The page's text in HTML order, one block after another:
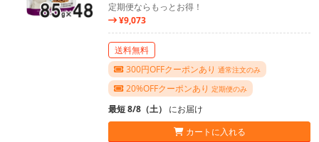
定期便ならもっとお得！
¥9,073
送料無料
300円OFFクーポンあり 通常注文のみ
20%OFFクーポンあり 定期便のみ
最短 8/8（土） にお届け
カートに入れる